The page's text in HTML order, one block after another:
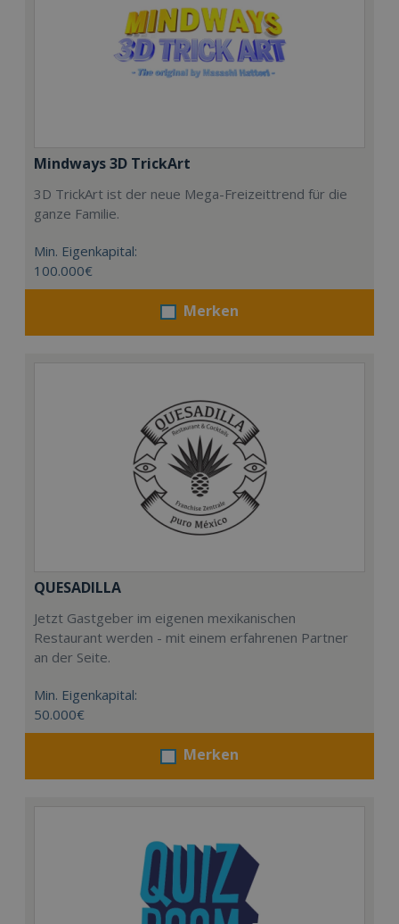
Mindways 3D TrickArt
3D TrickArt ist der neue Mega-Freizeittrend für die
ganze Familie.
Min. Eigenkapital:
100.000€
Merken
QUESADILLA
Jetzt Gastgeber im eigenen mexikanischen
Restaurant werden - mit einem erfahrenen Partner
an der Seite.
Min. Eigenkapital:
50.000€
Merken